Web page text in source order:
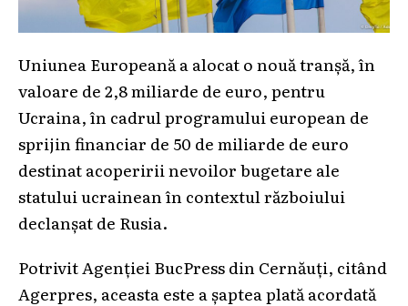
Uniunea Europeană a alocat o nouă tranșă, în
valoare de 2,8 miliarde de euro, pentru
Ucraina, în cadrul programului european de
sprijin financiar de 50 de miliarde de euro
destinat acoperirii nevoilor bugetare ale
statului ucrainean în contextul războiului
declanșat de Rusia.
Potrivit Agenției BucPress din Cernăuți, citând
Agerpres, aceasta este a șaptea plată acordată